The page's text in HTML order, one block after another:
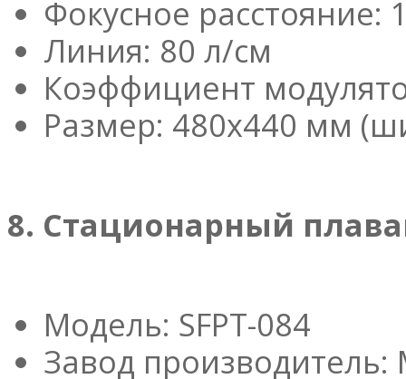
Фокусное расстояние:
Линия: 80 л/см
Коэффициент
Размер: 480x440 мм
8. Стационарный
Модель: SFPT-084
Завод производитель: